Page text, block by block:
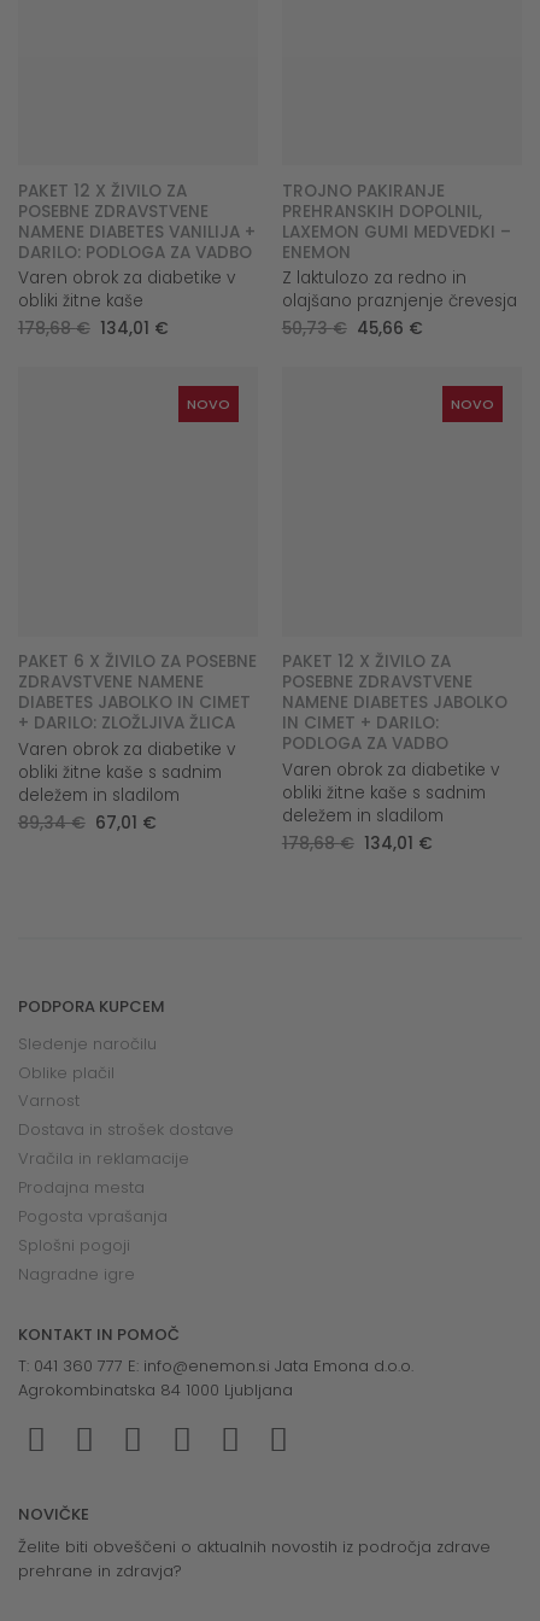
PAKET 12 X ŽIVILO ZA
POSEBNE ZDRAVSTVENE
NAMENE DIABETES VANILIJA +
DARILO: PODLOGA ZA VADBO
Varen obrok za diabetike v
obliki žitne kaše
178,68€ Original
price
134,01 €Current
TROJNO PAKIRANJE
PREHRANSKIH DOPOLNIL,
LAXEMON GUMI MEDVEDKI –
ENEMON
Z laktulozo za redno in
olajšano praznjenje črevesja
50,73€ Original
price
45,66 €Current
NOVO
PAKET 6 X ŽIVILO ZA POSEBNE
ZDRAVSTVENE NAMENE
DIABETES JABOLKO IN CIMET
+ DARILO: ZLOŽLJIVA ŽLICA
Varen obrok za diabetike v
obliki žitne kaše s sadnim
deležem in sladilom
89,34€ Original
price
67,01 €Current
NOVO
PAKET 12 X ŽIVILO ZA
POSEBNE ZDRAVSTVENE
NAMENE DIABETES JABOLKO
IN CIMET + DARILO:
PODLOGA ZA VADBO
Varen obrok za diabetike v
obliki žitne kaše s sadnim
deležem in sladilom
178,68€ Original
price
134,01 €Current
PODPORA KUPCEM
Sledenje naročilu
Oblike plačil
Varnost
Dostava in strošek dostave
Vračila in reklamacije
Prodajna mesta
Pogosta vprašanja
Splošni pogoji
Nagradne igre
KONTAKT IN POMOČ
T: 041 360 777 E: info@enemon.si Jata Emona d.o.o.
Agrokombinatska 84 1000 Ljubljana
NOVIČKE
Želite biti obveščeni o aktualnih novostih iz področja zdrave
prehrane in zdravja?